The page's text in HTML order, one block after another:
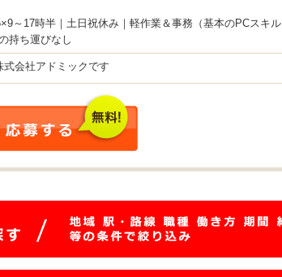
～17時半｜土日祝休み｜軽作業＆事務（基本のPCスキル
持ち運びなし
会社アドミックです